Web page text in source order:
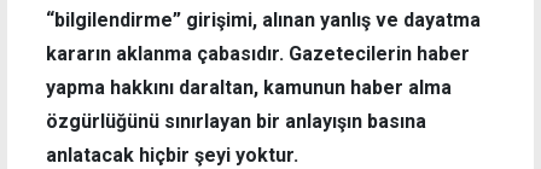
“bilgilendirme” girişimi, alınan yanlış ve dayatma
kararın aklanma çabasıdır. Gazetecilerin haber
yapma hakkını daraltan, kamunun haber alma
özgürlüğünü sınırlayan bir anlayışın basına
anlatacak hiçbir şeyi yoktur.